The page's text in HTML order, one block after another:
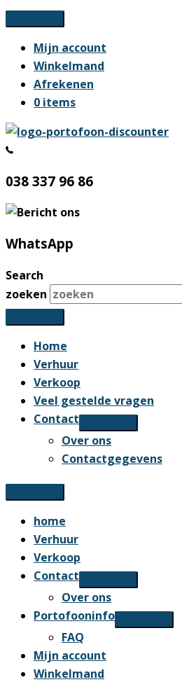
Ga
naar
inhoud
Mijn account
Winkelmand
Afrekenen
0 items
038 337 96 86
WhatsApp
Search
zoeken
Home
Verhuur
Verkoop
Veel gestelde vragen
Contact
Over ons
Contactgegevens
home
Verhuur
Verkoop
Contact
Over ons
Portofooninfo
FAQ
Mijn account
Winkelmand